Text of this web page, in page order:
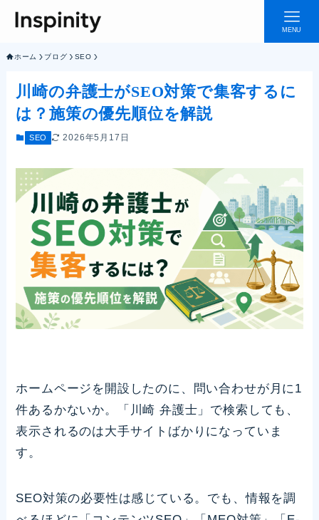
ホーム 事業内容
ブログ
お問い合わせ
MENU
ホーム ブログ SEO
川崎の弁護士がSEO対策で集客するに
は？施策の優先順位を解説
SEO 2026年5月17日
ホームページを開設したのに、問い合わせが月に1
件あるかないか。「川崎 弁護士」で検索しても、
表示されるのは大手サイトばかりになっていま
す。
SEO対策の必要性は感じている。でも、情報を調